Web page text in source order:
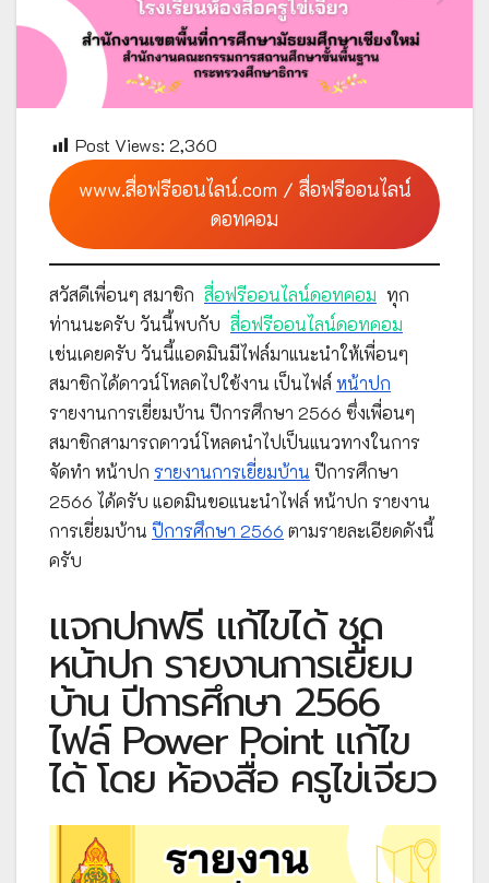
Post Views: 2,360
www.สื่อฟรีออนไลน์.com / สื่อฟรีออนไลน์
ดอทคอม
สวัสดีเพื่อนๆ สมาชิก สื่อฟรีออนไลน์ดอทคอม ทุก
ท่านนะครับ วันนี้พบกับ สื่อฟรีออนไลน์ดอทคอม
เช่นเคยครับ วันนี้แอดมินมีไฟล์มาแนะนำให้เพื่อนๆ
สมาชิกได้ดาวน์โหลดไปใช้งาน เป็นไฟล์ หน้าปก
รายงานการเยี่ยมบ้าน ปีการศึกษา 2566 ซึ่งเพื่อนๆ
สมาชิกสามารถดาวน์โหลดนำไปเป็นแนวทางในการ
จัดทำ หน้าปก รายงานการเยี่ยมบ้าน ปีการศึกษา
2566 ได้ครับ แอดมินขอแนะนำไฟล์ หน้าปก รายงาน
การเยี่ยมบ้าน ปีการศึกษา 2566 ตามรายละเอียดดังนี้
ครับ
แจกปกฟรี แก้ไขได้ ชุด
หน้าปก รายงานการเยี่ยม
บ้าน ปีการศึกษา 2566
ไฟล์ Power Point แก้ไข
ได้ โดย ห้องสื่อ ครูไข่เจียว